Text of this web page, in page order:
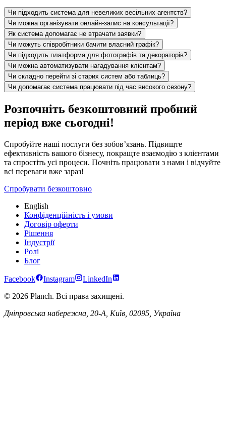
Чи підходить система для невеликих весільних агентств?
Чи можна організувати онлайн-запис на консультації?
Як система допомагає не втрачати заявки?
Чи можуть співробітники бачити власний графік?
Чи підходить платформа для фотографів та декораторів?
Чи можна автоматизувати нагадування клієнтам?
Чи складно перейти зі старих систем або таблиць?
Чи допомагає система працювати під час високого сезону?
Розпочніть безкоштовний пробний
період вже сьогодні!
Спробуйте наші послуги без зобов’язань. Підвищте
ефективність вашого бізнесу, покращте взаємодію з клієнтами
та спростіть усі процеси. Почніть працювати з нами і відчуйте
всі переваги вже зараз!
Спробувати безкоштовно
English
Конфіденційність і умови
Договір оферти
Рішення
Індустрії
Ролі
Блог
Facebook Instagram
LinkedIn
© 2026 Planch. Всі права захищені.
Дніпровська набережна, 20-А, Київ, 02095, Україна